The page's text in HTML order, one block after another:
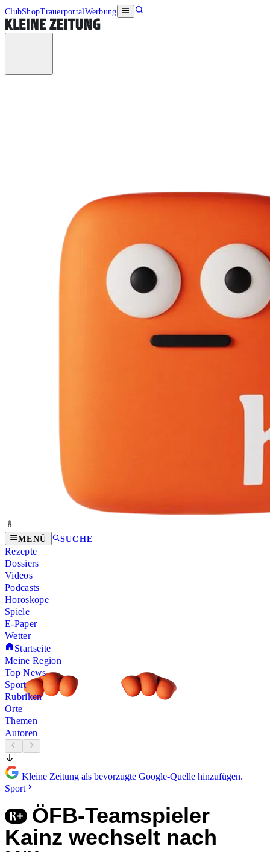
ClubShopTrauerportalWerbung
MENÜ SUCHE
Rezepte
Dossiers
Videos
Podcasts
Horoskope
Spiele
E-Paper
Wetter
Startseite
Meine Region
Top News
Sport
Rubriken
Orte
Themen
Autoren
Kleine Zeitung als bevorzugte Google-Quelle hinzufügen.
Sport
ÖFB-Teamspieler
Kainz wechselt nach